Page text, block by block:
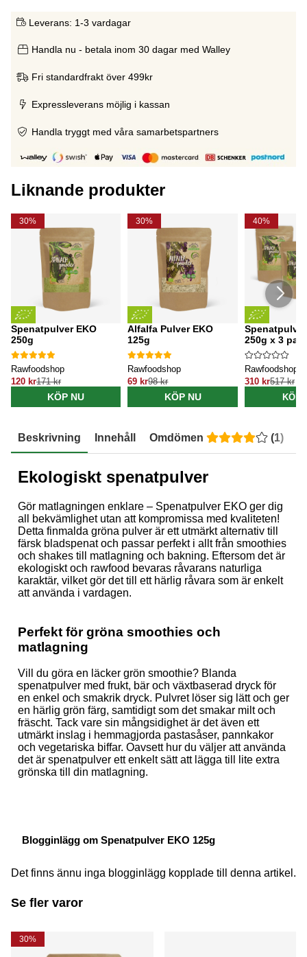
Leverans: 1-3 vardagar
Handla nu - betala inom 30 dagar med Walley
Fri standardfrakt över 499kr
Expressleverans möjlig i kassan
Handla tryggt med våra samarbetspartners
Liknande produkter
30%
Spenatpulver EKO
250g
Rawfoodshop
120 kr171 kr
KÖP NU
30%
Alfalfa Pulver EKO
125g
Rawfoodshop
69 kr98 kr
KÖP NU
40%
250g x 3
Rawfoodshop
310 kr517 kr
KÖP
Beskrivning Innehåll Omdömen (1)
Ekologiskt spenatpulver
Gör matlagningen enklare – Spenatpulver EKO ger dig
all bekvämlighet utan att kompromissa med kvaliteten!
Detta finmalda gröna pulver är ett utmärkt alternativ till
färsk bladspenat och passar perfekt i allt från smoothies
och shakes till matlagning och bakning. Eftersom det är
ekologiskt och rawfood bevaras råvarans naturliga
karaktär, vilket gör det till ett härlig råvara som är enkelt
att använda i vardagen.
Perfekt för gröna smoothies och
matlagning
Vill du göra en läcker grön smoothie? Blanda
spenatpulver med frukt, bär och växtbaserad dryck för
en enkel och smakrik dryck. Pulvret löser sig lätt och ger
en härlig grön färg, samtidigt som det smakar milt och
fräscht. Tack vare sin mångsidighet är det även ett
utmärkt inslag i hemmagjorda pastasåser, pannkakor
och vegetariska biffar. Oavsett hur du väljer att använda
det är spenatpulver ett enkelt sätt att lägga till lite extra
grönska till din matlagning.
Blogginlägg om Spenatpulver EKO 125g
Det finns ännu inga blogginlägg kopplade till denna artikel.
Se fler varor
30%